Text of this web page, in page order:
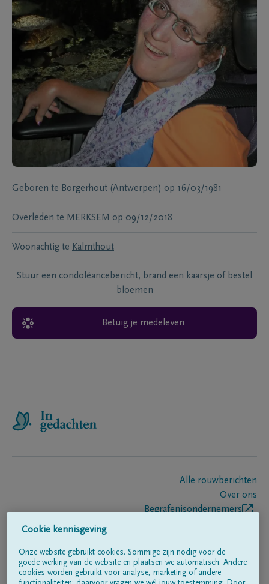
Geboren te Borgerhout (Antwerpen) op 16/03/1981
Overleden te MERKSEM op 09/12/2018
Woonachtig te Kalmthout
Stuur een condoléancebericht, brand een kaarsje of bestel
bloemen
Betuig je medeleven
Alle rouwberichten
Over ons
Begrafenisondernemers
Volg ons op
Cookie kennisgeving
Onze website gebruikt cookies. Sommige zijn nodig voor de
goede werking van de website en plaatsen we automatisch. Andere
cookies worden gebruikt voor analyse, marketing of andere